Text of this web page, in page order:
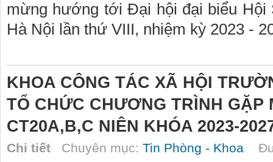
mừng hướng tới Đại hội đại biểu Hội
Hà Nội lần thứ VIII, nhiệm kỳ 2023 -
KHOA CÔNG TÁC XÃ HỘI
TỔ CHỨC CHƯƠNG TRÌNH GẶP
CT20A,B,C NIÊN KHÓA 2023-
Chi tiết Chuyên mục: Tin Phòng - Khoa